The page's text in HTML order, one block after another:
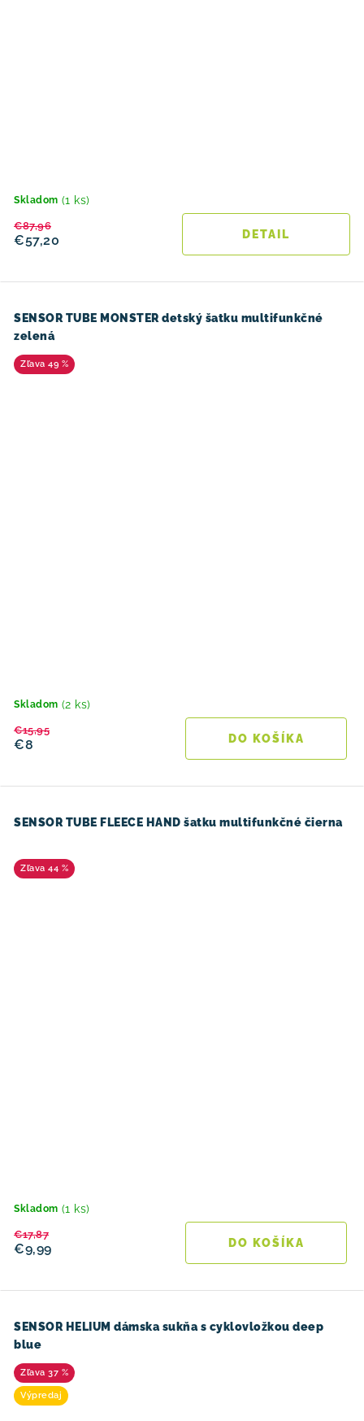
Skladom (1 ks)
€57,20
€87,96
DETAIL
SENSOR TUBE MONSTER detský šatku multifunkčné
zelená
49 %
Skladom (2 ks)
€8
€15,95
DO KOŠÍKA
SENSOR TUBE FLEECE HAND šatku multifunkčné čierna
44 %
Skladom (1 ks)
€9,99
€17,87
DO KOŠÍKA
SENSOR HELIUM dámska sukňa s cyklovložkou deep
blue
37 %
Výpredaj